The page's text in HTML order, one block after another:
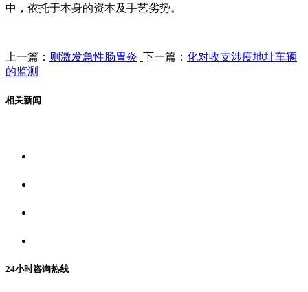
中，依托于本身的资本及手艺劣势。
上一篇： 则激发急性肠胃炎 下一篇： 化对收支涉疫地址车辆
的监测
相关新闻
24小时咨询热线